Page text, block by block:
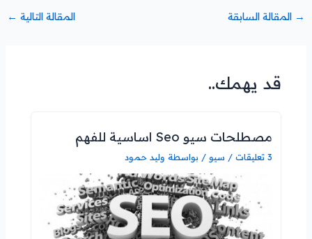
→ المقالة السابقة المقالة التالية ←
قد يهمك..
مصطلحات سيو Seo اساسية للفهم
3 تعليقات / سيو / بواسطة وليد حمود